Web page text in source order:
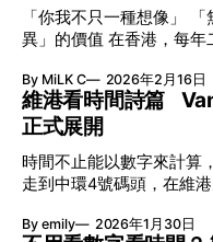
「你我不只一種想像」 「無限亮」邀請觀眾重新思考「差
異」的價值 在香港，每年二、三月的春季，一個名字低調但
節與香港賽馬會慈善信託
八年來不只是帶來無數來
本地建立屬於香港的共融
艦藝團強強聯手打造兩部
影》，展開一場前所未有
能量，全面開展一場無界限嘅藝術旅
以「你我不只一種想像」
的價值。不同能力人士是
By MiLK C 2026年2月16日
維港看時間詩篇
正式展開
時間不止能以數字來計算
走到中環4號碼頭，在維
覽。由即日至2月8日期間
By emily 2026年1月30日